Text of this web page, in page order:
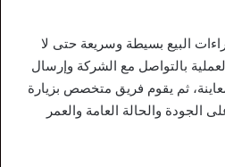
البيع بسيطة وسريعة حتى لا
بالتواصل مع الشركة وإرسال
ثم يقوم فريق متخصص بزيارة
الجودة والحالة العامة والعمر